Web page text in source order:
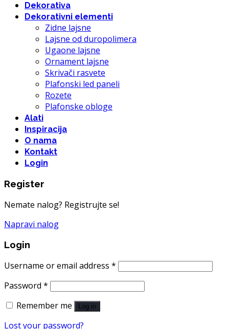
Dekorativa
Dekorativni elementi
Zidne lajsne
Lajsne od duropolimera
Ugaone lajsne
Ornament lajsne
Skrivači rasvete
Plafonski led paneli
Rozete
Plafonske obloge
Alati
Inspiracija
O nama
Kontakt
Login
Register
Nemate nalog? Registrujte se!
Napravi nalog
Login
Username or email address *
Password *
Remember me
Log in
Lost your password?